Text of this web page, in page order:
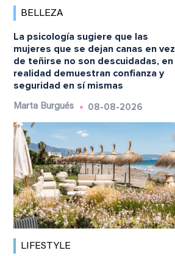
BELLEZA
La psicología sugiere que las
mujeres que se dejan canas en vez
de teñirse no son descuidadas, en
realidad demuestran confianza y
seguridad en sí mismas
Marta Burgués 08-08-2026
LIFESTYLE